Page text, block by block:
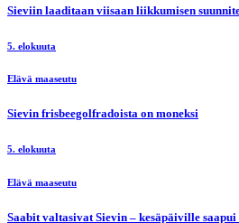
Sieviin laaditaan viisaan liikkumisen
5. elokuuta
Elävä maaseutu
Sievin frisbeegolfradoista on moneksi
5. elokuuta
Elävä maaseutu
Saabit valtasivat Sievin – kesäpäiville